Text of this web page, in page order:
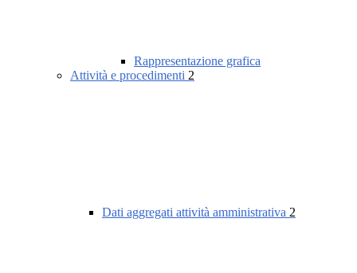
Rappresentazione grafica
Attività e procedimenti 2
Dati aggregati attività amministrativa 2